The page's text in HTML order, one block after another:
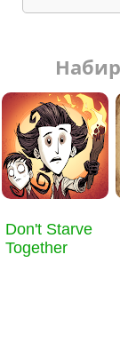
Don't Starve
Together